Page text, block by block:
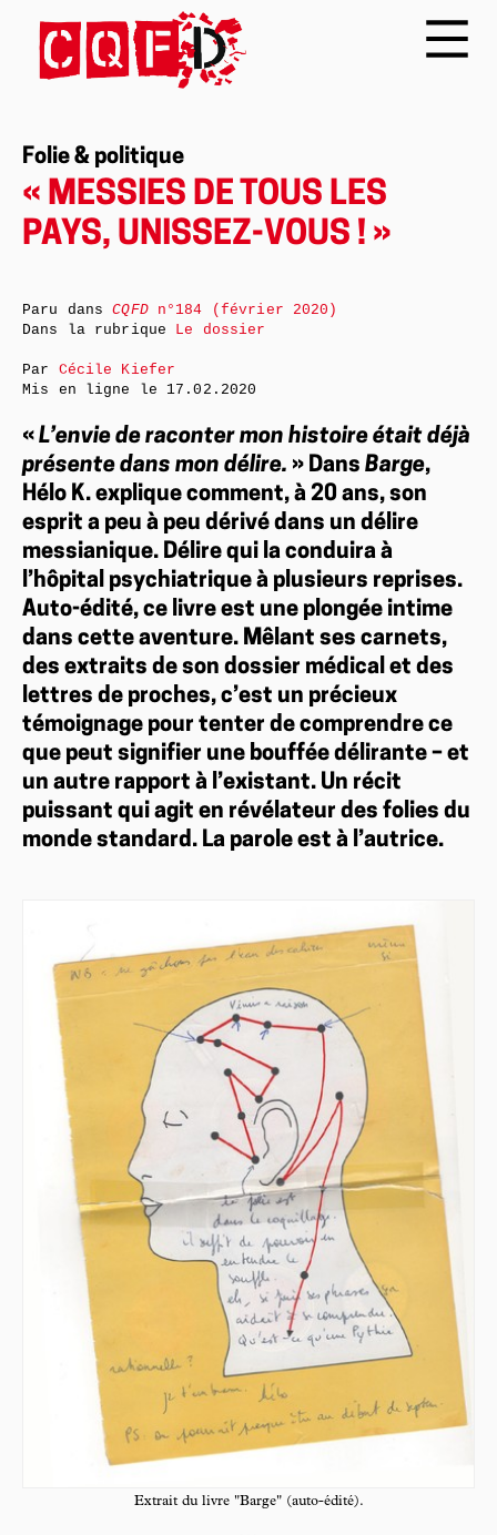
Folie & politique
« MESSIES DE TOUS LES
PAYS, UNISSEZ-VOUS ! »
« L’envie de raconter mon histoire était déjà
présente dans mon délire. » Dans Barge,
Hélo K. explique comment, à 20 ans, son
esprit a peu à peu dérivé dans un délire
messianique. Délire qui la conduira à
l’hôpital psychiatrique à plusieurs reprises.
Auto-édité, ce livre est une plongée intime
dans cette aventure. Mêlant ses carnets,
des extraits de son dossier médical et des
lettres de proches, c’est un précieux
témoignage pour tenter de comprendre ce
que peut signifier une bouffée délirante – et
un autre rapport à l’existant. Un récit
puissant qui agit en révélateur des folies du
monde standard. La parole est à l’autrice.
Extrait du livre "Barge" (auto-édité).
Paru dansCQFDn°184 (février 2020)
Dans la rubrique Le dossier
Par Cécile Kiefer
Mis en ligne le 17.02.2020